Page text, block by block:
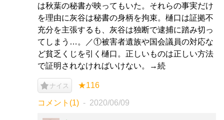
は秋葉の秘書が映ってもいた。それらの事実だけ
を理由に灰谷は秘書の身柄を拘束。樋口は証拠不
充分を主張するも、灰谷は独断で逮捕に踏み切っ
てしまう…。／①被害者遺族や国会議員の対応な
ど貧乏くじを引く樋口。正しいものは正しい方法
で証明されなければいけない。→続
ナイス ★116
コメント(1) 2020/06/09